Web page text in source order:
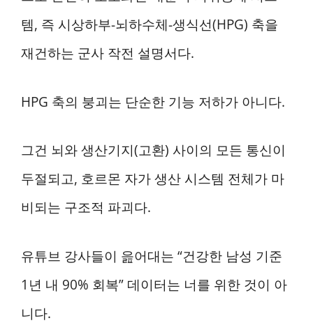
템, 즉 시상하부-뇌하수체-생식선(HPG) 축을
재건하는 군사 작전 설명서다.
HPG 축의 붕괴는 단순한 기능 저하가 아니다.
그건 뇌와 생산기지(고환) 사이의 모든 통신이
두절되고, 호르몬 자가 생산 시스템 전체가 마
비되는 구조적 파괴다.
유튜브 강사들이 읊어대는 “건강한 남성 기준
1년 내 90% 회복” 데이터는 너를 위한 것이 아
니다.